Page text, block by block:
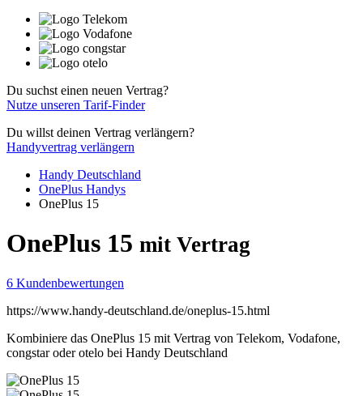
Du suchst einen neuen Vertrag?
Nutze unseren Tarif-Finder
Du willst deinen Vertrag verlängern?
Handyvertrag verlängern
Handy Deutschland
OnePlus Handys
OnePlus 15
OnePlus 15 mit Vertrag
6 Kundenbewertungen
https://www.handy-deutschland.de/oneplus-15.html
Kombiniere das OnePlus 15 mit Vertrag von Telekom, Vodafone,
congstar oder otelo bei Handy Deutschland